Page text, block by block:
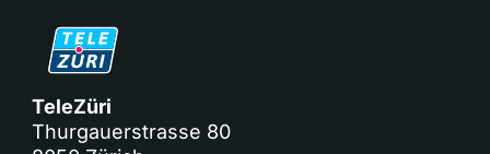
TeleZüri
Thurgauerstrasse 80